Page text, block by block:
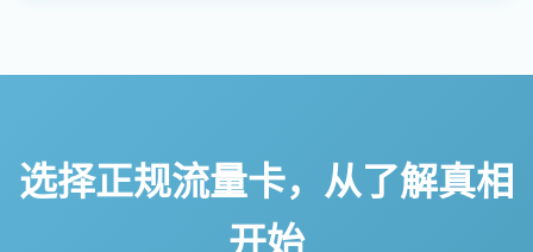
选择正规流量卡，从了解真相
开始